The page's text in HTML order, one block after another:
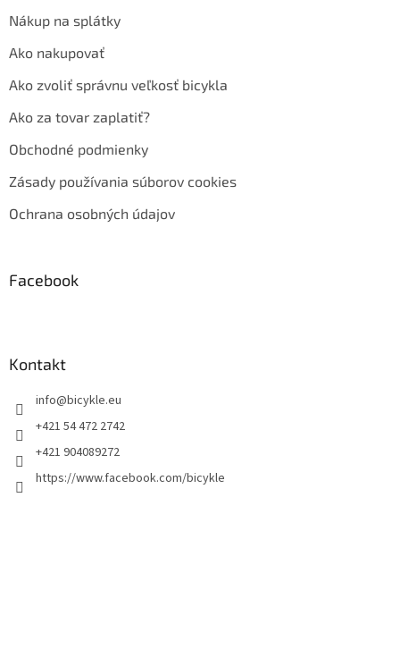
Nákup na splátky
Ako nakupovať
Ako zvoliť správnu veľkosť bicykla
Ako za tovar zaplatiť?
Obchodné podmienky
Zásady používania súborov cookies
Ochrana osobných údajov
Facebook
Kontakt
info@bicykle.eu
+421 54 472 2742
+421 904089272
https://www.facebook.com/bicykle